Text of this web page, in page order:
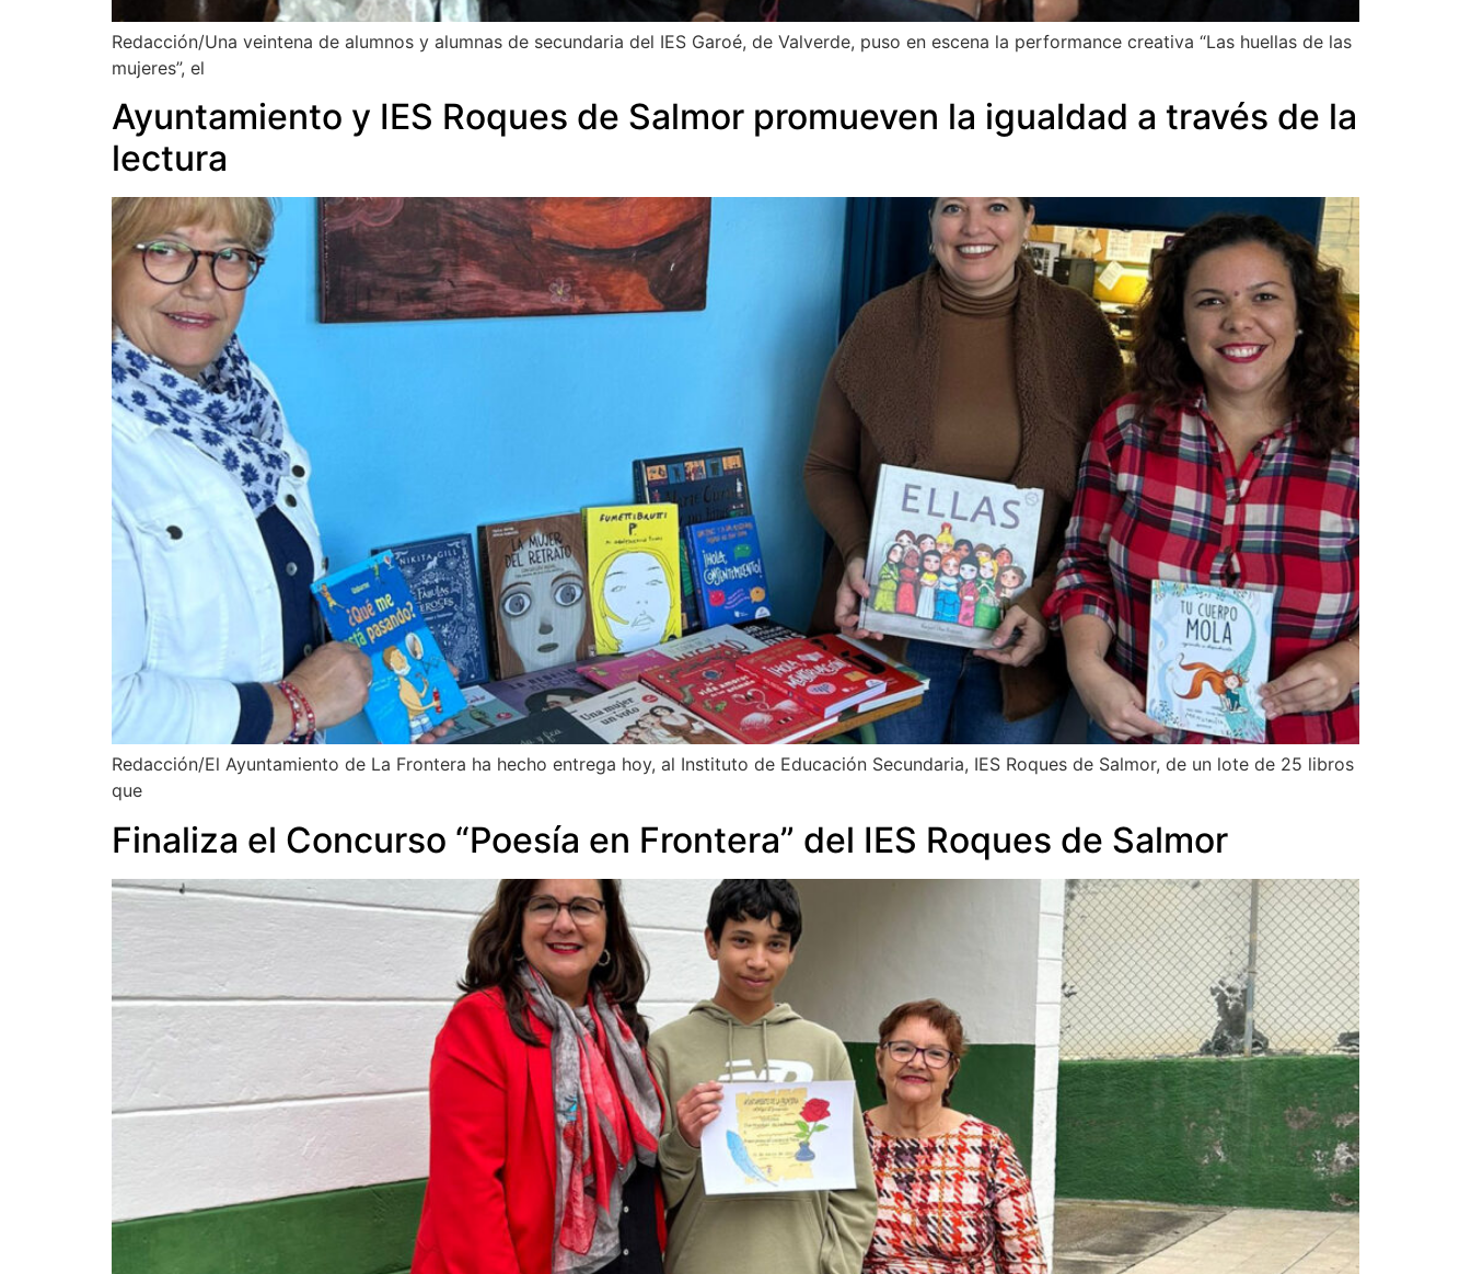
Redacción/Una veintena de alumnos y alumnas de secundaria del IES Garoé, de Valverde, puso en escena la performance creativa “Las huellas de las
mujeres”, el
Ayuntamiento y IES Roques de Salmor promueven la igualdad a través de la
lectura
Redacción/El Ayuntamiento de La Frontera ha hecho entrega hoy, al Instituto de Educación Secundaria, IES Roques de Salmor, de un lote de 25 libros
que
Finaliza el Concurso “Poesía en Frontera” del IES Roques de Salmor